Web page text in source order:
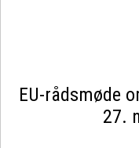
EU-rådsmøde
27.